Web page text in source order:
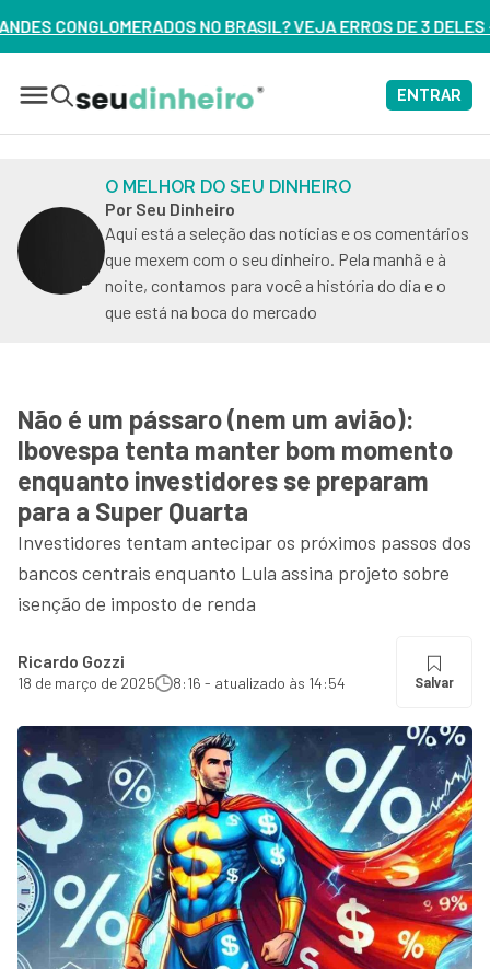
BRASIL? VEJA ERROS DE 3 DELES – ASSISTA AGORA
ENTRAR
O MELHOR DO SEU DINHEIRO
Por Seu Dinheiro
Aqui está a seleção das notícias e os comentários
que mexem com o seu dinheiro. Pela manhã e à
noite, contamos para você a história do dia e o
que está na boca do mercado
Não é um pássaro (nem um avião):
Ibovespa tenta manter bom momento
enquanto investidores se preparam
para a Super Quarta
Investidores tentam antecipar os próximos passos dos
bancos centrais enquanto Lula assina projeto sobre
isenção de imposto de renda
Ricardo Gozzi
18 de março de 2025 8:16 - atualizado às 14:54 Salvar